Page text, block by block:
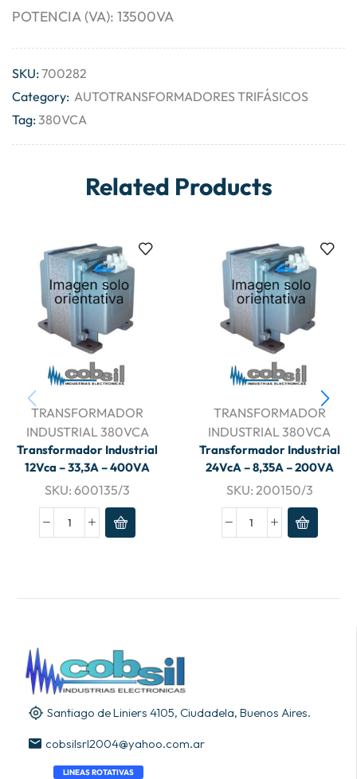
POTENCIA (VA): 13500VA
SKU:700282
Category: AUTOTRANSFORMADORES TRIFÁSICOS
Tag:380VCA
Related Products
TRANSFORMADOR
INDUSTRIAL 380VCA
Transformador Industrial
12Vca – 33,3A – 400VA
SKU:600135/3
TRANSFORMADOR
INDUSTRIAL 380VCA
Transformador Industrial
24VcA – 8,35A – 200VA
SKU: 200150/3
Santiago de Liniers 4105, Ciudadela, Buenos Aires.
cobsilsrl2004@yahoo.com.ar
LINEAS ROTATIVAS